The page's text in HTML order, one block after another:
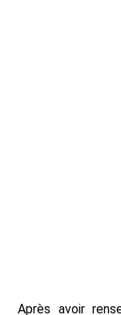
Après avoir